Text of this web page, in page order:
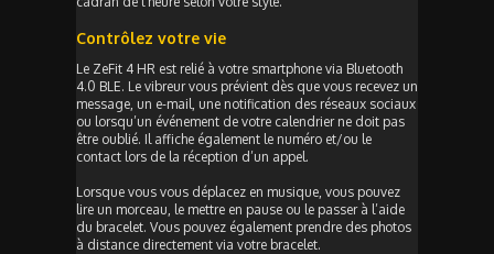
Contrôlez votre vie
Le ZeFit 4 HR est relié à votre smartphone via Bluetooth
4.0 BLE. Le vibreur vous prévient dès que vous recevez un
message, un e-mail, une notification des réseaux sociaux
ou lorsqu’un événement de votre calendrier ne doit pas
être oublié. Il affiche également le numéro et/ou le
contact lors de la réception d’un appel.
Lorsque vous vous déplacez en musique, vous pouvez
lire un morceau, le mettre en pause ou le passer à l’aide
du bracelet. Vous pouvez également prendre des photos
à distance directement via votre bracelet.